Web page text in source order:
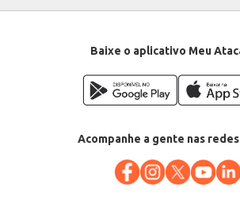
Baixe o aplicativo Meu
Acompanhe a gente nas